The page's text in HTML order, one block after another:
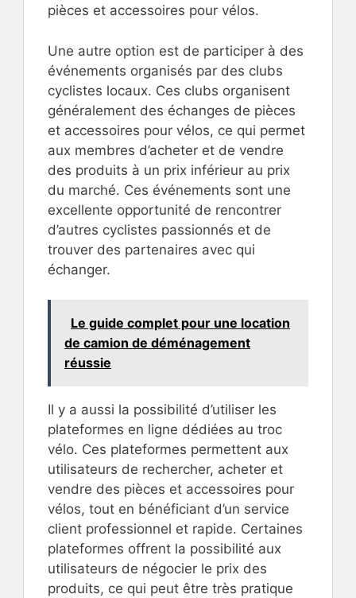
pièces et accessoires pour vélos.
Une autre option est de participer à des
événements organisés par des clubs
cyclistes locaux. Ces clubs organisent
généralement des échanges de pièces
et accessoires pour vélos, ce qui permet
aux membres d’acheter et de vendre
des produits à un prix inférieur au prix
du marché. Ces événements sont une
excellente opportunité de rencontrer
d’autres cyclistes passionnés et de
trouver des partenaires avec qui
échanger.
Le guide complet pour une location
de camion de déménagement
réussie
Il y a aussi la possibilité d’utiliser les
plateformes en ligne dédiées au troc
vélo. Ces plateformes permettent aux
utilisateurs de rechercher, acheter et
vendre des pièces et accessoires pour
vélos, tout en bénéficiant d’un service
client professionnel et rapide. Certaines
plateformes offrent la possibilité aux
utilisateurs de négocier le prix des
produits, ce qui peut être très pratique